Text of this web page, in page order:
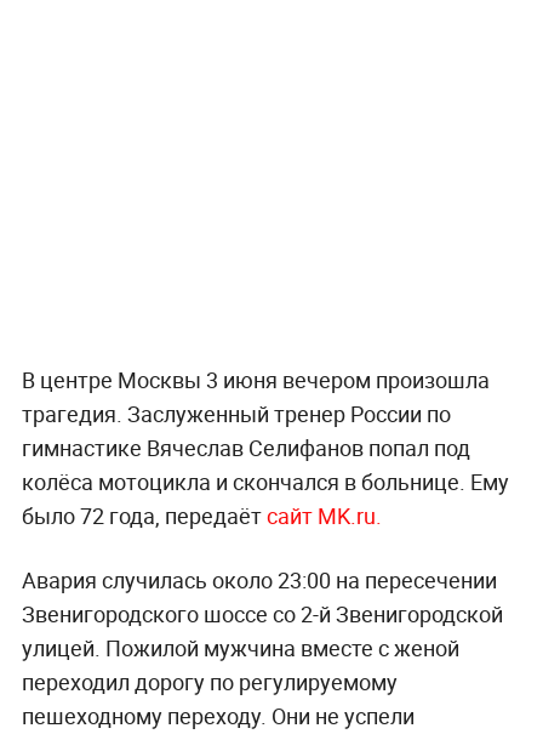
В центре Москвы 3 июня вечером произошла
трагедия. Заслуженный тренер России по
гимнастике Вячеслав Селифанов попал под
колёса мотоцикла и скончался в больнице. Ему
было 72 года, передаётсайт MK.ru.
Авария случилась около 23:00 на пересечении
Звенигородского шоссе со 2-й Звенигородской
улицей. Пожилой мужчина вместе с женой
переходил дорогу по регулируемому
пешеходному переходу. Они не успели